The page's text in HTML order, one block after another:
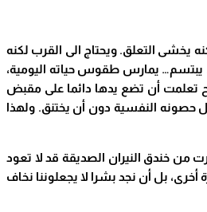
يخشى التعلق. ويحتاج الى القرب لكنه
يبتسم… يمارس طقوس حياته اليومية،
تعلمت أن تضع يدها دائما على مقبض
حصونه النفسية دون أن يختنق. ولهذا
من خندق النيران الصديقة قد لا تعود
بل أن نجد بشرا لا يجعلوننا نخاف